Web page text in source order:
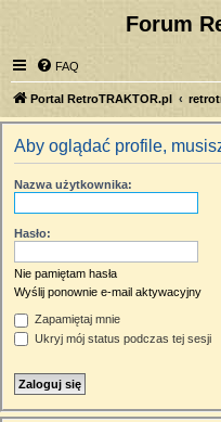
Forum
FAQ
Portal RetroTRAKTOR.pl
Aby oglądać profile,
Nazwa użytkownika:
Hasło:
Nie pamiętam hasła
Wyślij ponownie e-mail aktywacyjny
Zapamiętaj mnie
Ukryj mój status podczas tej sesji